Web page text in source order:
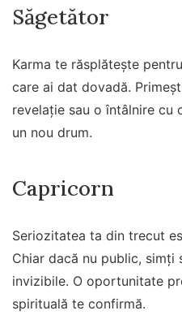
Săgetător
Karma te răsplătește
care ai dat dovadă.
revelație sau o întâlnire cu
un nou drum.
Capricorn
Seriozitatea ta din trecut
Chiar dacă nu public,
invizibile. O oportunitate
spirituală te confirmă.